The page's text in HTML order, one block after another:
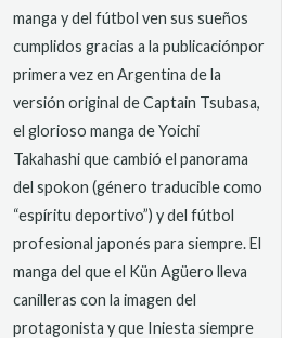
manga y del fútbol ven sus sueños
cumplidos gracias a la publicaciónpor
primera vez en Argentina de la
versión original de Captain Tsubasa,
el glorioso manga de Yoichi
Takahashi que cambió el panorama
del spokon (género traducible como
“espíritu deportivo”) y del fútbol
profesional japonés para siempre. El
manga del que el Kün Agüero lleva
canilleras con la imagen del
protagonista y que Iniesta siempre